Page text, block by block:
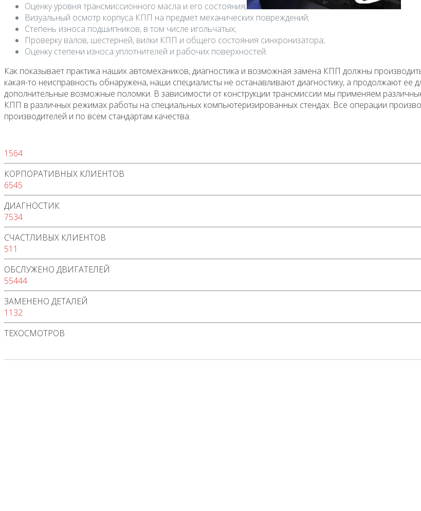
Оценку уровня трансмиссионного масла и его состояния;
Визуальный осмотр корпуса КПП на предмет механических повреждений;
Степень износа подшипников, в том числе игольчатых;
Проверку валов, шестерней, вилки КПП и общего состояния синхронизатора;
Оценку степени износа уплотнителей и рабочих поверхностей.
Как показывает практика наших автомехаников, диагностика и возможная замена КПП должны
какая-то неисправность обнаружена, наши специалисты не останавливают диагностику, а продолжают ее
дополнительные возможные поломки. В зависимости от конструкции трансмиссии мы применяем
КПП в различных режимах работы на специальных компьютеризированных стендах. Все операции
производителей и по всем стандартам качества.
1564
КОРПОРАТИВНЫХ КЛИЕНТОВ
6545
ДИАГНОСТИК
7534
СЧАСТЛИВЫХ КЛИЕНТОВ
511
ОБСЛУЖЕНО ДВИГАТЕЛЕЙ
55444
ЗАМЕНЕНО ДЕТАЛЕЙ
1132
ТЕХОСМОТРОВ